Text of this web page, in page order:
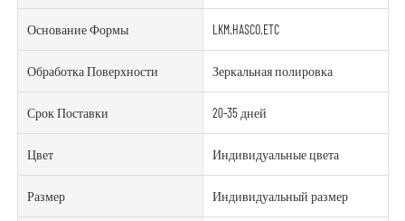
Основание Формы LKM.HASCO.ETC
Обработка Поверхности Зеркальная полировка
Срок Поставки 20-35 дней
Цвет Индивидуальные цвета
Размер Индивидуальный размер